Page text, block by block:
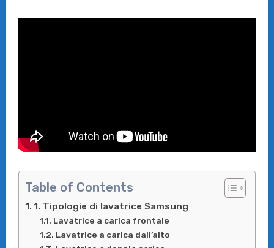
Table of Contents
1. Tipologie di lavatrice Samsung
Lavatrice a carica frontale
Lavatrice a carica dall’alto